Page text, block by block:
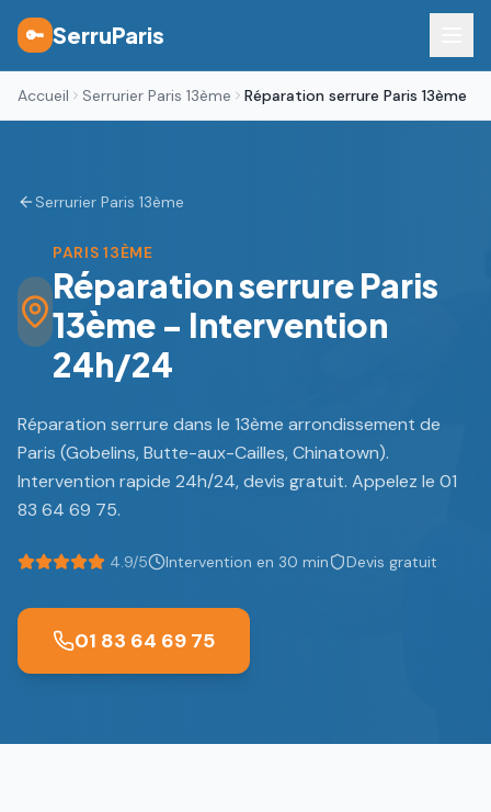
🔑 SerruParis
Accueil Serrurier Paris 13ème Réparation serrure Paris 13ème
Serrurier Paris 13ème
PARIS 13ÈME
Réparation serrure Paris
13ème - Intervention
24h/24
Réparation serrure dans le 13ème arrondissement de
Paris (Gobelins, Butte-aux-Cailles, Chinatown).
Intervention rapide 24h/24, devis gratuit. Appelez le 01
83 64 69 75.
4.9/5 Intervention en 30 min Devis gratuit
01 83 64 69 75